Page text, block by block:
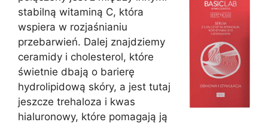
stabilną witaminą C, która
wspiera w rozjaśnianiu
przebarwień. Dalej znajdziemy
ceramidy i cholesterol, które
świetnie dbają o barierę
hydrolipidową skóry, a jest tutaj
jeszcze trehaloza i kwas
hialuronowy, które pomagają ją